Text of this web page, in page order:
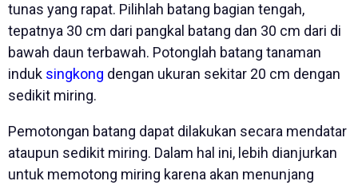
tunas yang rapat. Pilihlah batang bagian tengah,
tepatnya 30 cm dari pangkal batang dan 30 cm dari di
bawah daun terbawah. Potonglah batang tanaman
induk singkong dengan ukuran sekitar 20 cm dengan
sedikit miring.
Pemotongan batang dapat dilakukan secara mendatar
ataupun sedikit miring. Dalam hal ini, lebih dianjurkan
untuk memotong miring karena akan menunjang